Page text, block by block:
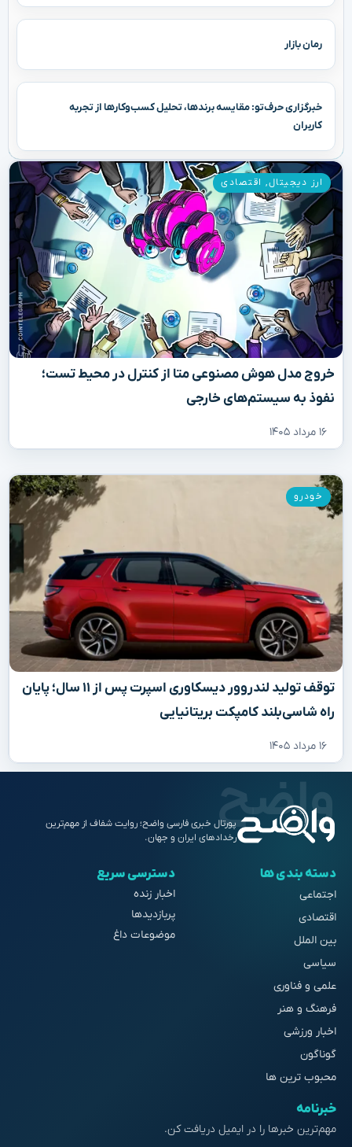
رمان بازار
خبرگزاری حرف‌تو: مقایسه برندها، تحلیل کسب‌وکارها از تجربه
کاربران
خروج مدل هوش مصنوعی متا از کنترل در محیط تست؛
نفوذ به سیستم‌های خارجی
۱۶ مرداد ۱۴۰۵
ارز دیجیتال, اقتصادی
توقف تولید لندروور دیسکاوری اسپرت پس از ۱۱ سال؛ پایان
راه شاسی‌بلند کامپکت بریتانیایی
۱۶ مرداد ۱۴۰۵
خودرو
پورتال خبری فارسی واضح؛ روایت شفاف از مهم‌ترین
رخدادهای ایران و جهان.
دسته بندی ها
اجتماعی
اقتصادی
بین الملل
سیاسی
علمی و فناوری
فرهنگ و هنر
اخبار ورزشی
گوناگون
محبوب ترین ها
دسترسی سریع
اخبار زنده
پربازدیدها
موضوعات داغ
خبرنامه
مهم‌ترین خبرها را در ایمیل دریافت کن.